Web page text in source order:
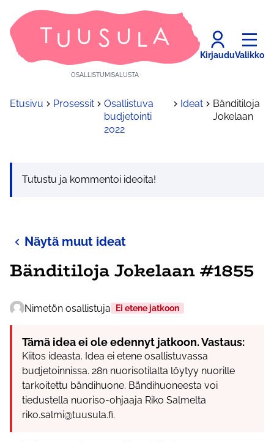
OSALLISTUMISALUSTA
KirjauduValikko
Etusivu Prosessit
Osallistuva
budjetointi
2022
Ideat
Bänditiloja
Jokelaan
Tutustu ja kommentoi ideoita!
Näytä muut ideat
Bänditiloja Jokelaan #1855
Nimetön osallistuja Ei etene jatkoon
Tämä idea ei ole edennyt jatkoon. Vastaus:
Kiitos ideasta. Idea ei etene osallistuvassa
budjetoinnissa. 28n nuorisotilalta löytyy nuorille
tarkoitettu bändihuone. Bändihuoneesta voi
tiedustella nuoriso-ohjaaja Riko Salmelta
riko.salmi@tuusula.fi.